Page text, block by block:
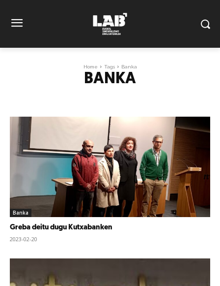
Home Tags Banka
BANKA
Banka
Greba deitu dugu Kutxabanken
2023-02-20